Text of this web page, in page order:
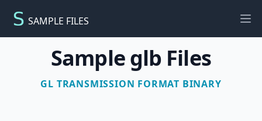
SAMPLE FILES
Sample glb Files
GL TRANSMISSION FORMAT BINARY